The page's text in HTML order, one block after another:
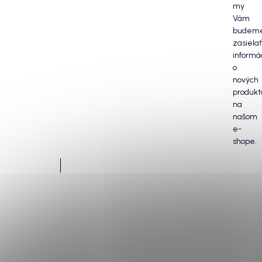
my
Vám
zasielať
o
nových
na
našom
e-
shope.